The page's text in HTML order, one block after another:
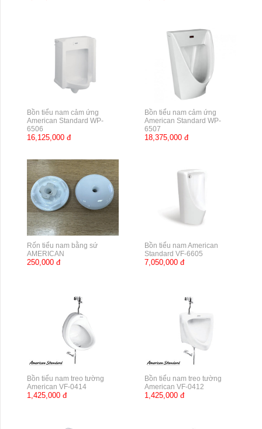
Bồn tiểu nam cảm ứng
American Standard WP-
6506
16,125,000 đ
Bồn tiểu nam cảm ứng
American Standard WP-
6507
18,375,000 đ
Rốn tiểu nam bằng sứ
AMERICAN
250,000 đ
Bồn tiểu nam American
Standard VF-6605
7,050,000 đ
Bồn tiểu nam treo tường
American VF-0414
1,425,000 đ
Bồn tiểu nam treo tường
American VF-0412
1,425,000 đ